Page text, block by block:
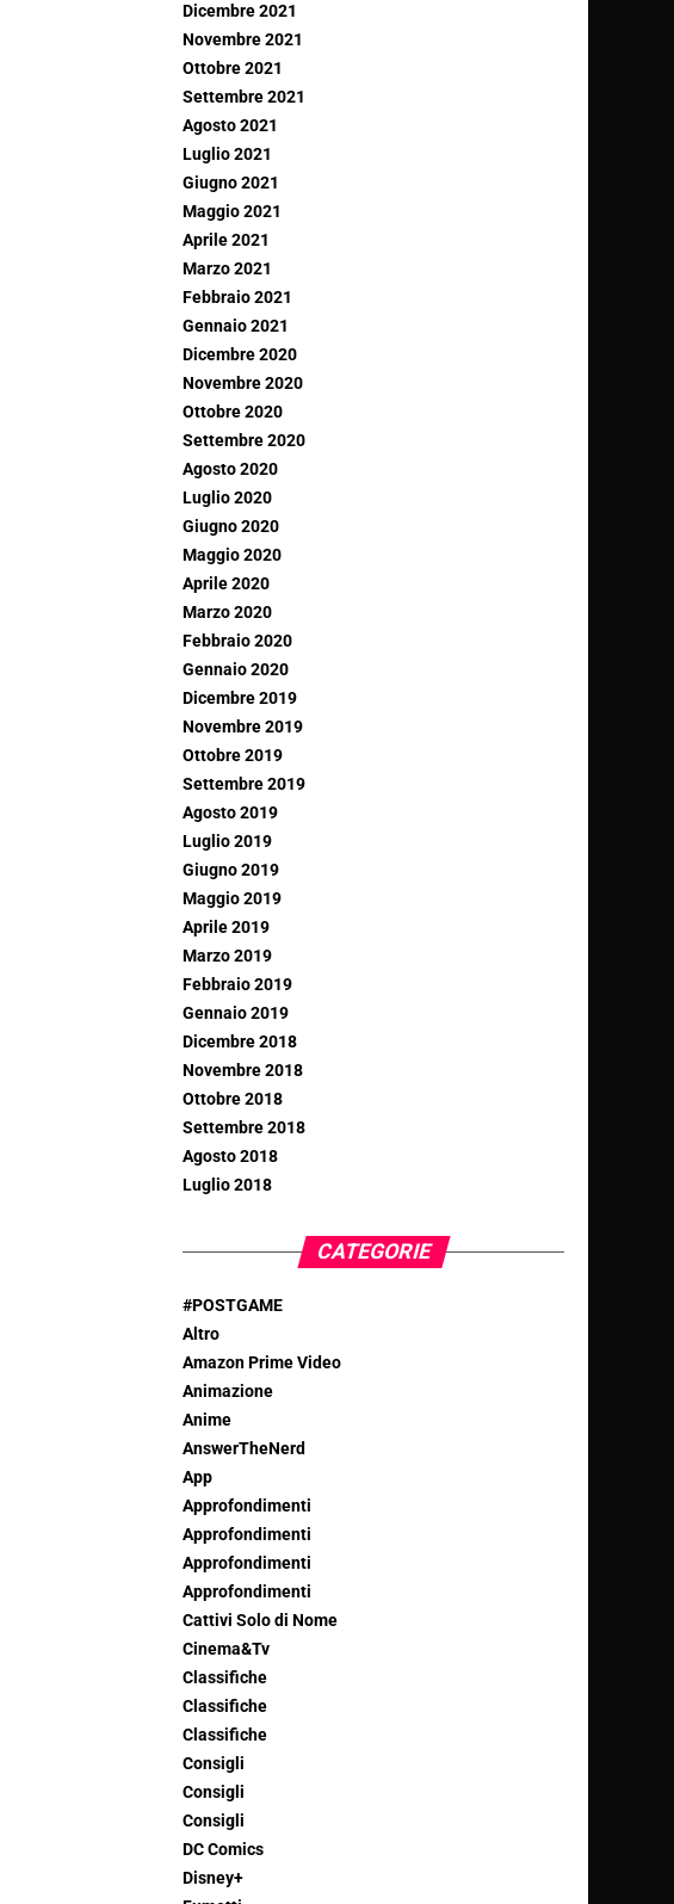
Dicembre 2021
Novembre 2021
Ottobre 2021
Settembre 2021
Agosto 2021
Luglio 2021
Giugno 2021
Maggio 2021
Aprile 2021
Marzo 2021
Febbraio 2021
Gennaio 2021
Dicembre 2020
Novembre 2020
Ottobre 2020
Settembre 2020
Agosto 2020
Luglio 2020
Giugno 2020
Maggio 2020
Aprile 2020
Marzo 2020
Febbraio 2020
Gennaio 2020
Dicembre 2019
Novembre 2019
Ottobre 2019
Settembre 2019
Agosto 2019
Luglio 2019
Giugno 2019
Maggio 2019
Aprile 2019
Marzo 2019
Febbraio 2019
Gennaio 2019
Dicembre 2018
Novembre 2018
Ottobre 2018
Settembre 2018
Agosto 2018
Luglio 2018
CATEGORIE
#POSTGAME
Altro
Amazon Prime Video
Animazione
Anime
AnswerTheNerd
App
Approfondimenti
Approfondimenti
Approfondimenti
Approfondimenti
Cattivi Solo di Nome
Cinema&Tv
Classifiche
Classifiche
Classifiche
Consigli
Consigli
Consigli
DC Comics
Disney+